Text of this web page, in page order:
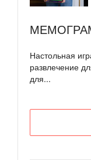
Настольная
развлечение
для...